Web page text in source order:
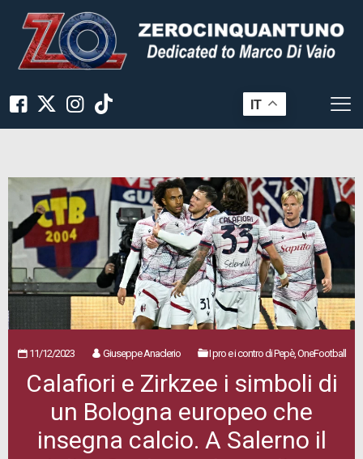
IT
11/12/2023 Giuseppe Anaclerio I pro e i contro di Pepè, OneFootball
Calafiori e Zirkzee i simboli di
un Bologna europeo che
insegna calcio. A Salerno il